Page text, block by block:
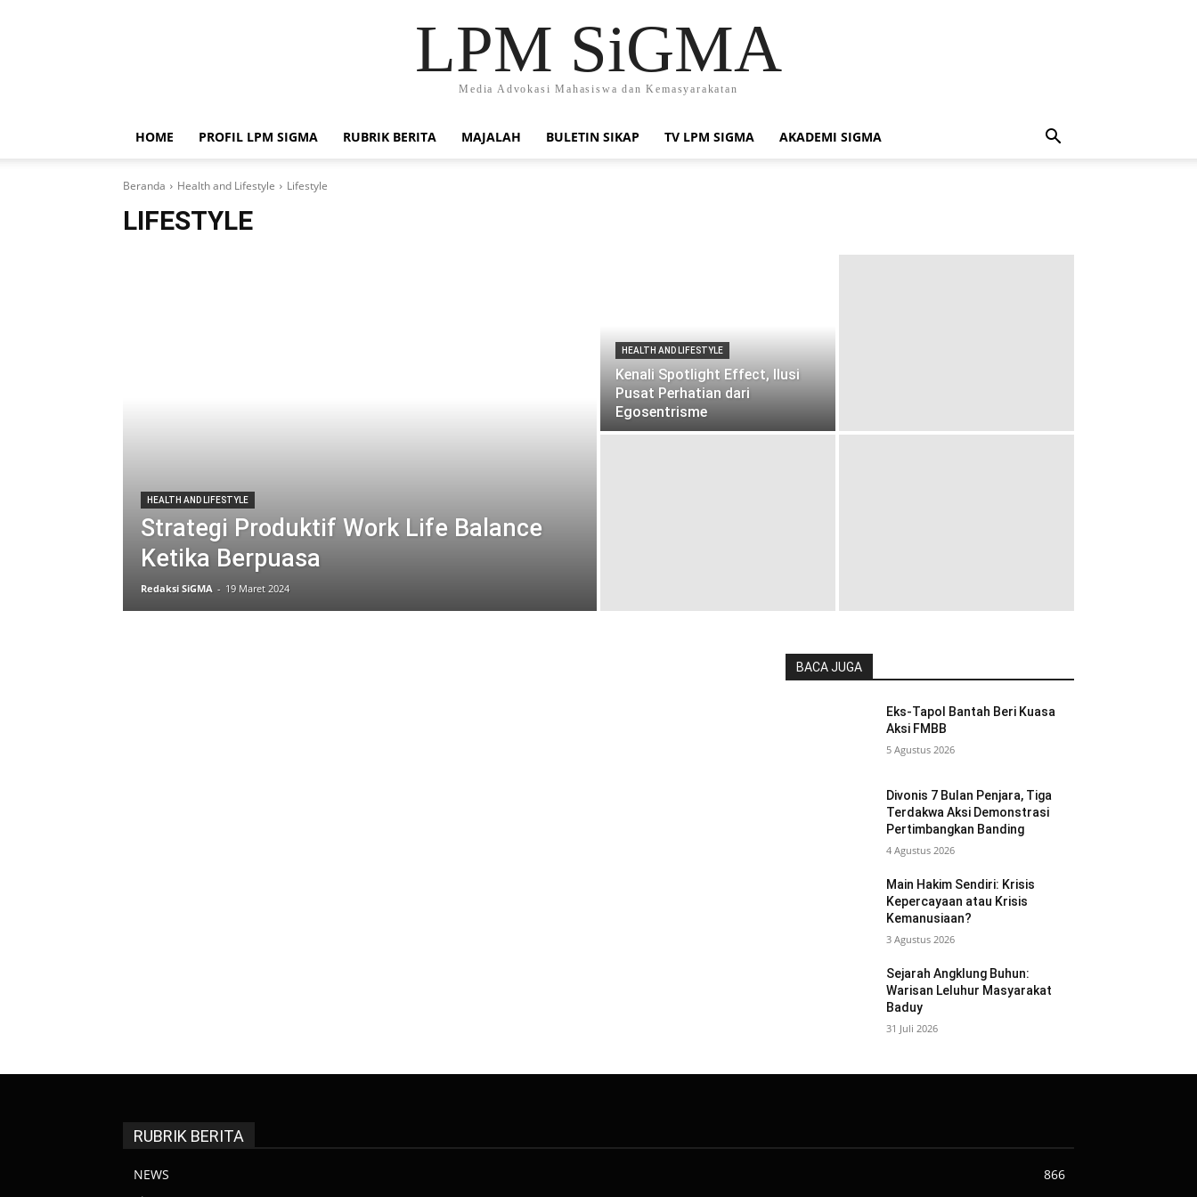
LPM SiGMA
Media Advokasi Mahasiswa dan Kemasyarakatan
HOME PROFIL LPM SIGMA RUBRIK BERITA MAJALAH BULETIN SIKAP TV LPM SIGMA AKADEMI SIGMA
Beranda Health and Lifestyle Lifestyle
LIFESTYLE
HEALTH AND LIFESTYLE
Strategi Produktif Work Life Balance
Ketika Berpuasa
Redaksi SiGMA - 19 Maret 2024
HEALTH AND LIFESTYLE
Kenali Spotlight Effect, Ilusi
Pusat Perhatian dari
Egosentrisme
BACA JUGA
Eks-Tapol Bantah Beri Kuasa
Aksi FMBB
5 Agustus 2026
Divonis 7 Bulan Penjara, Tiga
Terdakwa Aksi Demonstrasi
Pertimbangkan Banding
4 Agustus 2026
Main Hakim Sendiri: Krisis
Kepercayaan atau Krisis
Kemanusiaan?
3 Agustus 2026
Sejarah Angklung Buhun:
Warisan Leluhur Masyarakat
Baduy
31 Juli 2026
RUBRIK BERITA
NEWS
866